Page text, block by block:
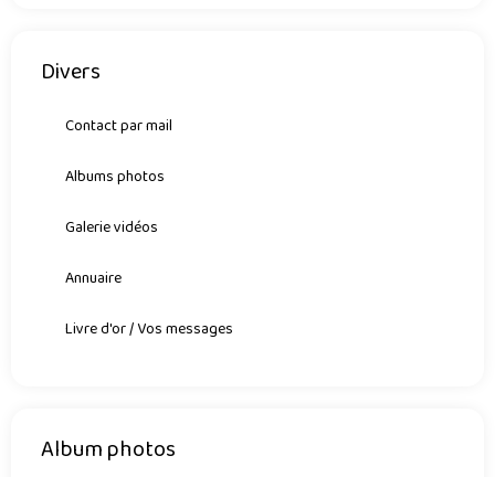
Divers
Contact par mail
Albums photos
Galerie vidéos
Annuaire
Livre d'or / Vos messages
Album photos